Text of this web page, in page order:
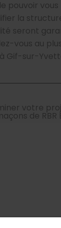
pouvoir
la
seront
vous au
Gif-sur-
votre
de RBR